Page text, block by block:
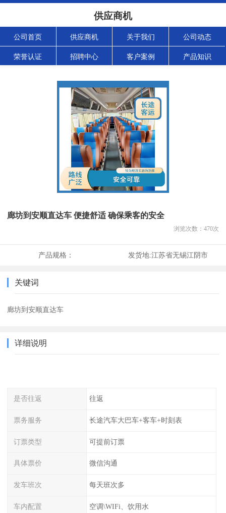
供应商机
公司首页 供应商机 关于我们 公司动态
荣誉认证 招聘中心 客户案例 产品知识
廊坊到安顺直达车 便捷舒适 确保乘客的安全
浏览次数： 470次
产品规格： 发货地:江苏省无锡江阴市
关键词
廊坊到安顺直达车
详细说明
是否往返 往返
票务服务 长途汽车大巴车+客车+时刻表
订票类型 可提前订票
具体票价 微信沟通
发车班次 每天班次多
车内配置 空调\WIFi、饮用水